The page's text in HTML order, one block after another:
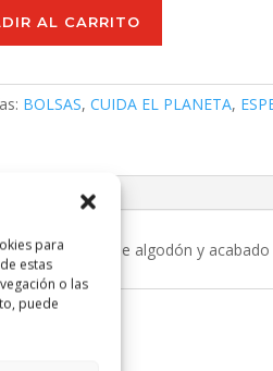
para
estas
o las
puede
AL CARRITO
BOLSAS, CUIDA EL PLANETA,
de cordón de algodón y acabado